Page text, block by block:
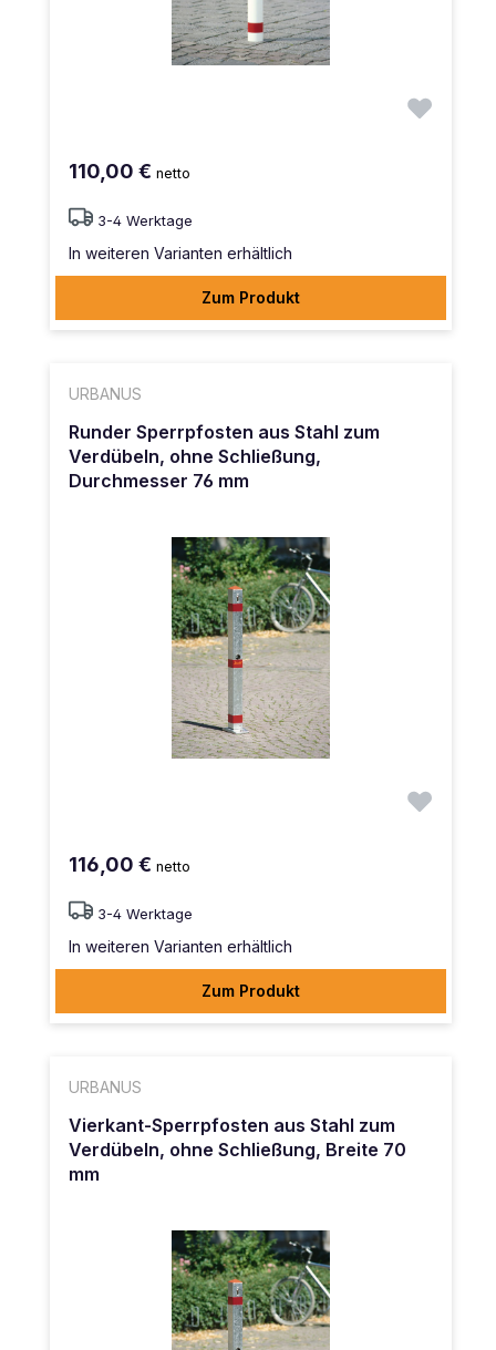
110,00 € netto
3-4 Werktage
In weiteren Varianten erhältlich
Zum Produkt
URBANUS
Runder Sperrpfosten aus Stahl zum
Verdübeln, ohne Schließung,
Durchmesser 76 mm
116,00 € netto
3-4 Werktage
In weiteren Varianten erhältlich
Zum Produkt
URBANUS
Vierkant-Sperrpfosten aus Stahl zum
Verdübeln, ohne Schließung, Breite 70
mm